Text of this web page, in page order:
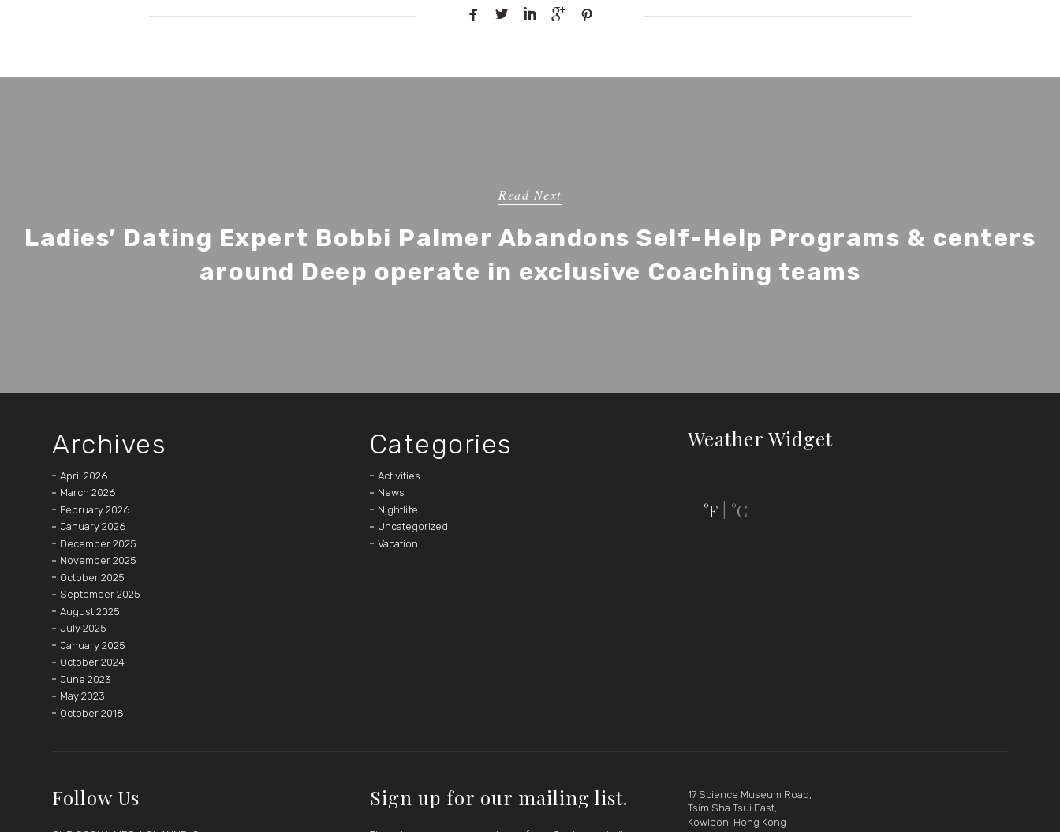
    
Read Next
Ladies’ Dating Expert Bobbi Palmer Abandons Self-Help Programs & centers
around Deep operate in exclusive Coaching teams
Archives
April 2026
March 2026
February 2026
January 2026
December 2025
November 2025
October 2025
September 2025
August 2025
July 2025
January 2025
October 2024
June 2023
May 2023
October 2018
Categories
Activities
News
Nightlife
Uncategorized
Vacation
Weather Widget
°F °C
Follow Us Sign up for our mailing list.
17 Science Museum Road,
Tsim Sha Tsui East,
Kowloon, Hong Kong